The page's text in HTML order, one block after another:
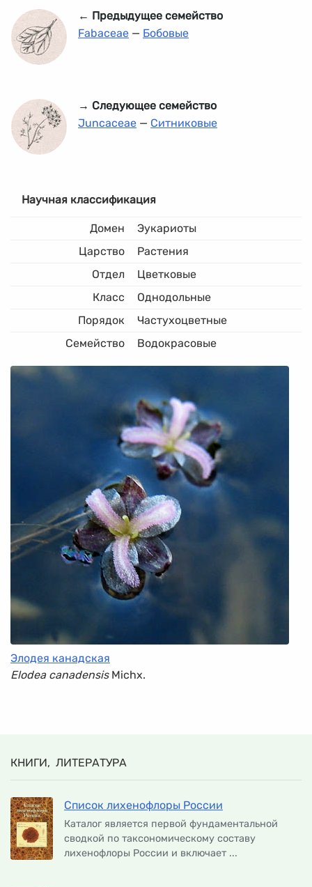
← Предыдущее семейство
Fabaceae — Бобовые
→ Следующее семейство
Juncaceae — Ситниковые
Научная классификация
Домен
Эукариоты
Царство
Растения
Отдел
Цветковые
Класс
Однодольные
Порядок
Частухоцветные
Семейство
Водокрасовые
Элодея канадская
Elodea canadensisMichx.
КНИГИ, ЛИТЕРАТУРА
Список лихенофлоры России
Каталог является первой фундаментальной
сводкой по таксономическому составу
лихенофлоры России и включает ...